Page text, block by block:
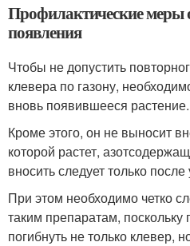
Профилактические меры
появления
Чтобы не допустить
клевера по газону,
вновь появившееся растение.
Кроме этого, он не выносит
которой растет,
вносить следует только
При этом необходимо четко
таким препаратам,
погибнуть не только клевер,